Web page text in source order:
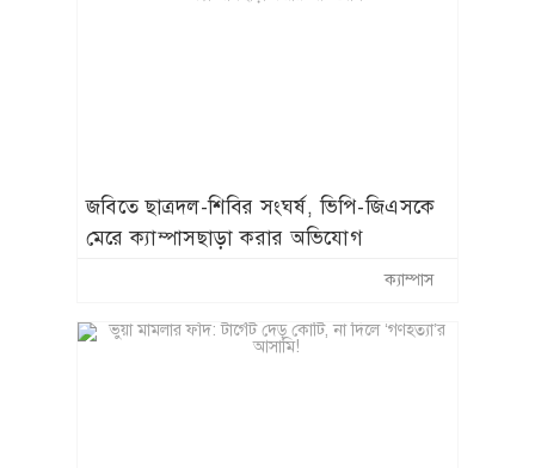
জবিতে ছাত্রদল-শিবির সংঘর্ষ, ভিপি-জিএসকে
মেরে ক্যাম্পাসছাড়া করার অভিযোগ
ক্যাম্পাস